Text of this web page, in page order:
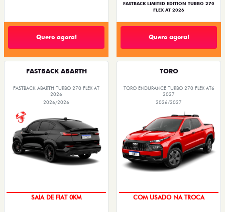
Quero agora!
FASTBACK LIMITED EDITION TURBO 270
FLEX AT 2026
Quero agora!
FASTBACK ABARTH
FASTBACK ABARTH TURBO 270 FLEX AT
2026
2026/2026
PREÇO IMPERDÍVEL
TORO
TORO ENDURANCE TURBO 270 FLEX AT6
2027
2026/2027
OPORTUNIDADE